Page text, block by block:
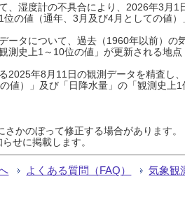
、湿度計の不具合により、2026年3月
の値（通年、3月及び4月としての値
ータについて、過去（1960年以前）
測史上1～10位の値」が更新される地
2025年8月11日の観測データを精査し
値）」及び「日降水量」の「観測史
かのぼって修正する場合があります
せに掲載します。
よくある質問（FAQ） 気象観